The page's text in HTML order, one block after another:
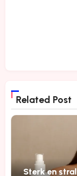
Related Post
Sterk en